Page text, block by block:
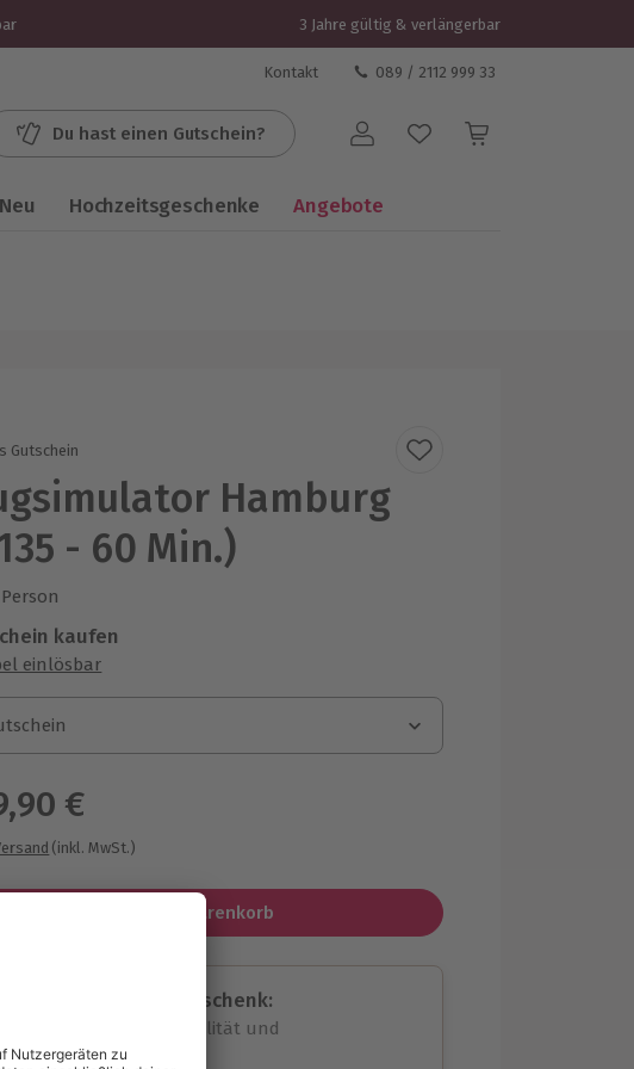
3 Jahre gültig & verlängerbar
Kontakt 089 / 2112 999 33
Du hast einen Gutschein? Benutzerkonto
Neu Hochzeitsgeschenke Angebote
Gutschein
Hamburg
- 60 Min.)
kaufen
einlösbar
€
(inkl. MwSt.)
In den Warenkorb
das passende Geschenk:
Auswahl, volle Flexibilität und
Sicherheit